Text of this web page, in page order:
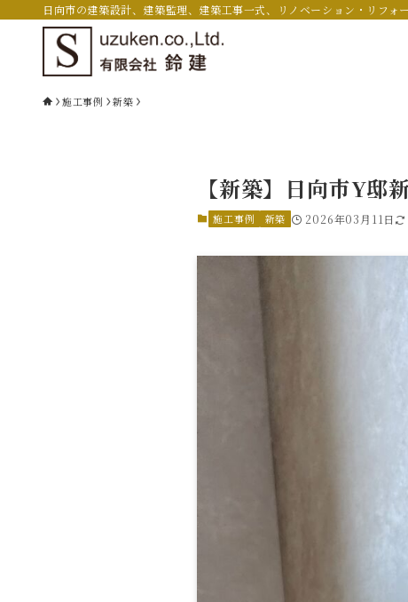
日向市の建築設計、建築監理、建築工事一式、リノベーション・リフォ
施工事例 新築
【新築】日向市Y邸
施工事例 新築 2026年03月11日